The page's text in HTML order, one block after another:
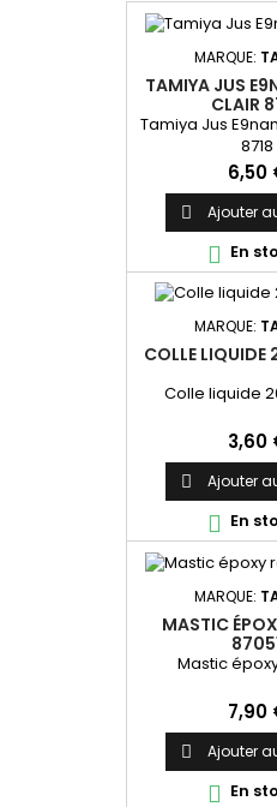
MARQUE:
TAMIYA JUS
CLAIR
Tamiya Jus
8718
Prix
6,50
 Ajouter
 En
MARQUE:
COLLE
Colle liquide
Prix
3,60
 Ajouter
 En
MARQUE:
MASTIC
Mastic
Prix
7,90
 Ajouter
 En